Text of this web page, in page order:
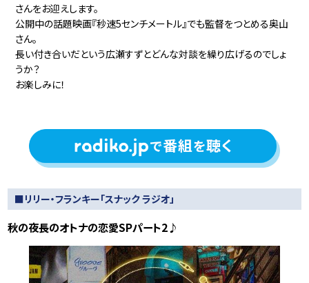
さんをお迎えします。
公開中の話題映画『秒速5センチメートル』でも監督をつとめる奥山
さん。
長い付き合いだという広瀬すずとどんな対談を繰り広げるのでしょ
うか？
お楽しみに！
■リリー・フランキー「スナック ラジオ」
秋の夜長のオトナの恋愛SPパート2♪